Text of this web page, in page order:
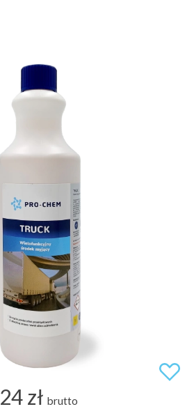
24 zł brutto